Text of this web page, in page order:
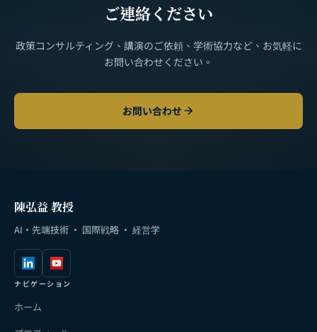
ご連絡ください
政策コンサルティング、講演のご依頼、学術協力など、お気軽に
お問い合わせください。
お問い合わせ
陳弘益 教授
AI・先端技術 · 国際戦略 · 経営学
ナビゲーション
ホーム